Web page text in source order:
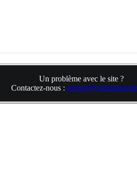
Un problème avec le site ?
Contactez-nous :